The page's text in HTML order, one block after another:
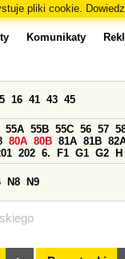
pliki cookie.
Komunikaty
16 41 43 45
55A 55B 55C 56 57
80A 80B 81A 81B
202 6. F1 G1 G2 H
N8 N9